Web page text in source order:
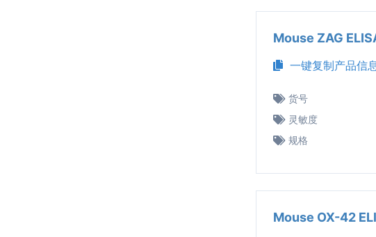
Mouse ZAG
一键复制产品信
货号
灵敏度
规格
Mouse OX-42